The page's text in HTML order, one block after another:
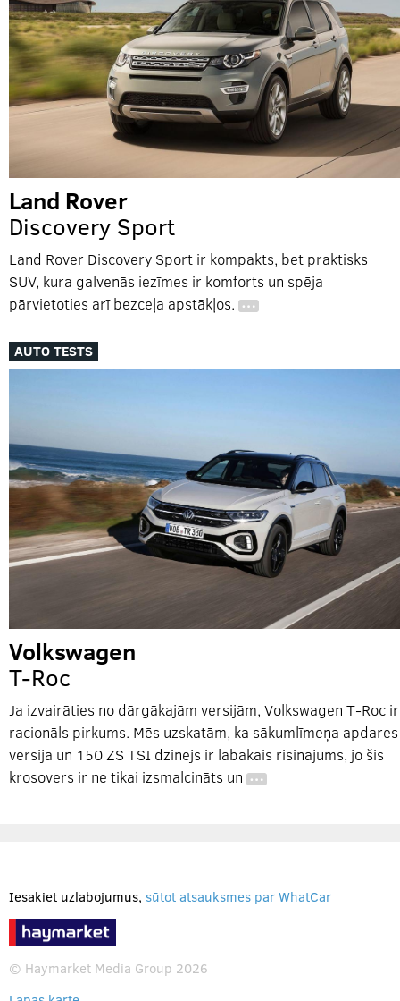
Land Rover
Discovery Sport
Land Rover Discovery Sport ir kompakts, bet praktisks
SUV, kura galvenās iezīmes ir komforts un spēja
pārvietoties arī bezceļa apstākļos. …
AUTO TESTS
Volkswagen
T-Roc
Ja izvairāties no dārgākajām versijām, Volkswagen T-Roc ir
racionāls pirkums. Mēs uzskatām, ka sākumlīmeņa apdares
versija un 150 ZS TSI dzinējs ir labākais risinājums, jo šis
krosovers ir ne tikai izsmalcināts un …
Iesakiet uzlabojumus, sūtot atsauksmes par WhatCar
© Haymarket Media Group 2026